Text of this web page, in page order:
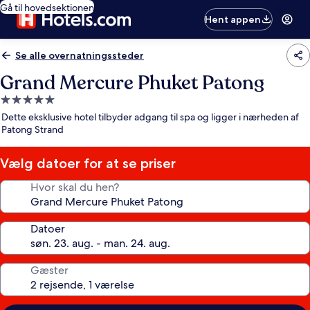
Gå til hovedsektionen
Hent appen
Se alle overnatningssteder
Grand Mercure Phuket Patong
5.0-
stjernet
overnatningssted
Dette eksklusive hotel tilbyder adgang til spa og ligger i nærheden af
Patong Strand
Vælg datoer for at se priser
Hvor skal du hen?
Datoer
Gæster